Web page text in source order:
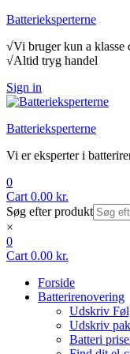
Batterieksperterne
√Vi bruger kun a klasse
√Altid tryg handel
Sign in
Menu
Batterieksperterne
Vi er eksperter i
0
Cart 0.00 kr.
Søg efter produkt
×
0
Cart 0.00 kr.
Forside
Batterirenovering
Udskriv
Udskriv
Batteri